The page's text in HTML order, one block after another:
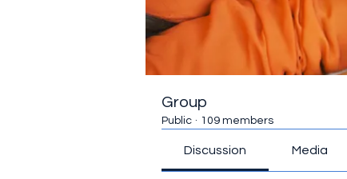
Group
Public · 109 members
Discussion Media